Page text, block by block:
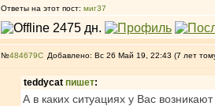
Ответы на этот пост: миг37
№484679 Добавлено: Вс 26 Май 19, 22:43 (7 лет
teddycat пишет:
А в каких ситуациях у Вас